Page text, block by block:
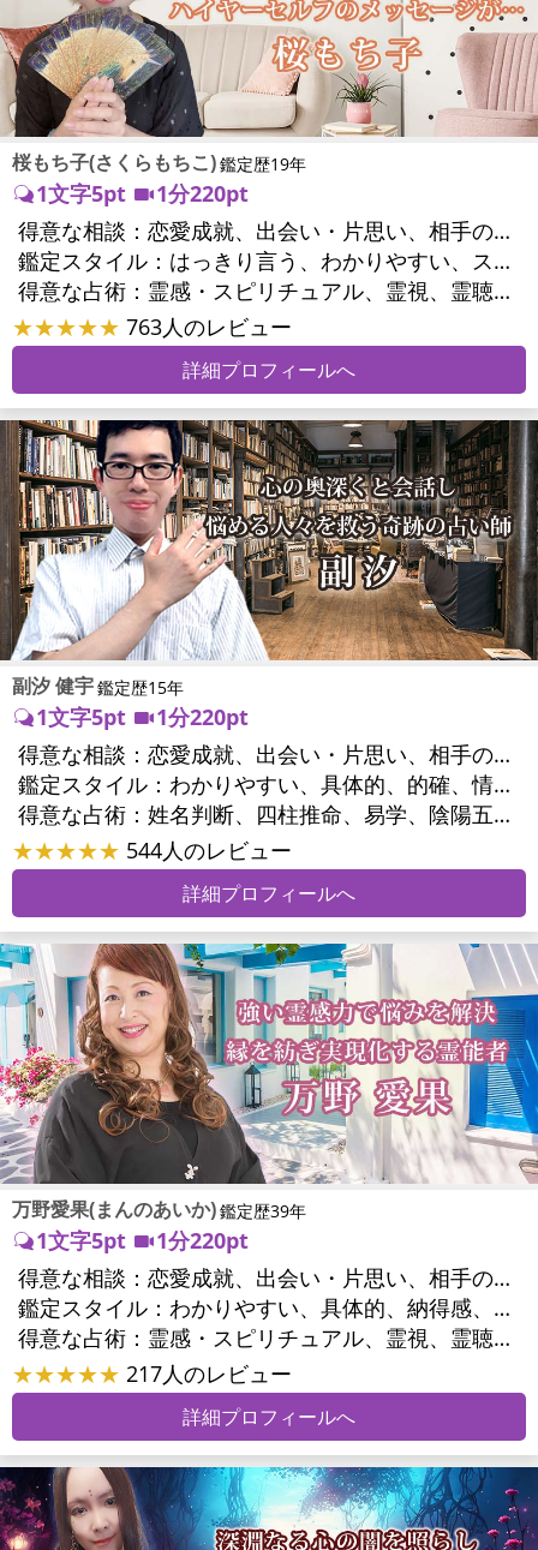
桜もち子(さくらもちこ)鑑定歴19年
1文字5pt
1分220pt
得意な相談：
恋愛成就、出会い・片思い、相手の気持ち、相性、縁結び、結婚、二人の今後、複雑な恋愛、三角関係、略奪愛、浮気、不倫、復活愛、復縁、同性愛・LGBT、人間関係、対人関係、仕事運、転職、人生全般、経営相談、ビジネスチャンス、ビジネスパートナー、家族関係、夫婦関係、家庭問題、心の問題、うつ、いじめ、人生相談、霊的問題、ご先祖様、守護霊様、魂の本質、パワーストーン選択、開運指導、金運、縁切り
鑑定スタイル：
はっきり言う、わかりやすい、スピード鑑定、具体的、的確、納得感、聞き上手、とても話しやすい、じっくり聞いてくれる、愛にあふれ温かい、勇気をくれる、前向き・元気になれる、実力派
得意な占術：
霊感・スピリチュアル、霊視、霊聴、未来予知、前世・来世、波動修正、エネルギー調整、ソウルメイト、チャクラ、チャネリング、タロット、オラクルカード、姓名判断、九星気学、四柱推命、カラー診断、夢診断、易学、陰陽五行、祈祷、祈願、縁結び、除霊、縁切り、パワーストーン、水晶、ヒーリング
★★★★★ 763人のレビュー
詳細プロフィールへ
副汐 健宇鑑定歴15年
1文字5pt
1分220pt
得意な相談：
恋愛成就、出会い・片思い、相手の気持ち、相性、結婚、二人の今後、人間関係、職場の人間関係、対人関係、仕事運、適職、天職、転職、進路、就職、人生全般、開業、夢、目標、ビジネスチャンス、ビジネスパートナー、家族関係、夫婦関係、家庭問題、夫婦問題、親族問題、精神問題、心の問題、うつ、トラウマ、ストレス、人生相談、ペットの気持ち、引越し・転居、開運指導、健康運、金運、ご近所問題
鑑定スタイル：
わかりやすい、具体的、的確、情報量が多い、聞き上手、とても話しやすい、じっくり聞いてくれる、深く濃厚、前向き・元気になれる
得意な占術：
姓名判断、四柱推命、易学、陰陽五行、手相、サイコロ
★★★★★ 544人のレビュー
詳細プロフィールへ
万野愛果(まんのあいか)鑑定歴39年
1文字5pt
1分220pt
得意な相談：
恋愛成就、出会い・片思い、相手の気持ち、相性、縁結び、結婚、男心・女心、二人の今後、複雑な恋愛、三角関係、略奪愛、浮気、不倫、復活愛、復縁、離婚、同性愛・LGBT、人間関係、職場の人間関係、対人関係、仕事運、適職、天職、転職、進路、就職、人生全般、使命、経営相談、人事、開業、廃業、夢、目標、ビジネスチャンス、ビジネスパートナー、パワーハラスメント、セクシャルハラスメント、家族関係、夫婦関係、家庭問題、夫婦問題、親族問題、育児・子育て、シングルマザー、ドメスティックバイオレンス、相続関係、美容、精神問題、心の問題、うつ、ストレス、いじめ、人生相談、霊的問題、ご先祖様、守護霊様、お墓参り、魂の本質、前世、来世、夢診断、ペットの気持ち、ペット交信、ペットへのヒーリング、パワーストーン選択、引越し・転居、方位、開運指導、健康運、金銭トラブル、ご近所問題、縁切り
鑑定スタイル：
わかりやすい、具体的、納得感、友達のように相談できる、聞き上手、とても話しやすい、じっくり聞いてくれる、愛にあふれ温かい、勇気をくれる、前向き・元気になれる、実力派
得意な占術：
霊感・スピリチュアル、霊視、霊聴、未来予知、前世・来世、守護霊対話、波動修正、オーラ、エネルギー調整、ソウルメイト、チャネリング、ペットの気持ち、タロット、オラクルカード、風水、姓名判断、九星気学、四柱推命、数秘術、カラー診断、夢診断、易学、手相、人相(顔相)、祈祷、祈願、縁結び、除霊、縁切り、パワーストーン、水晶、サイコロ、ヒーリング、レイキ、カウンセリング、オリジナル占術
★★★★★ 217人のレビュー
詳細プロフィールへ